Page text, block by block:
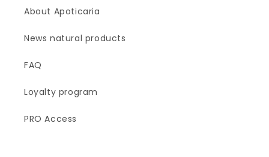
About Apoticaria
News natural products
FAQ
Loyalty program
PRO Access